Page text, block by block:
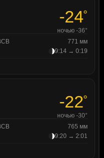
-24°
ночью -36°
771 мм
9:14 → 0:19
-22°
ночью -30°
765 мм
9:20 → 2:01